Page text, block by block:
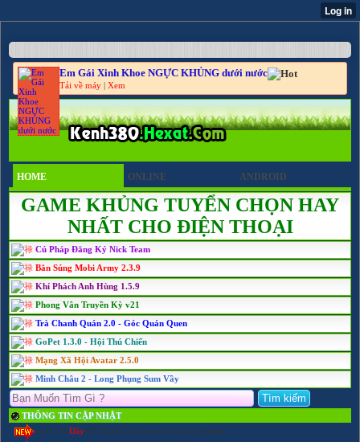
Em Gái Xinh Khoe NGỰC KHỦNG dưới nước
Tải về máy | Xem
HOME ONLINE ANDROID
GAME KHỦNG TUYỂN CHỌN HAY
NHẤT CHO ĐIỆN THOẠI
Cú Pháp Đăng Ký Nick Team
Bắn Súng Mobi Army 2.3.9
Khí Phách Anh Hùng 1.5.9
Phong Vân Truyền Kỳ v21
Trà Chanh Quán 2.0 - Góc Quán Quen
GoPet 1.3.0 - Hội Thú Chiến
Mạng Xã Hội Avatar 2.5.0
Minh Châu 2 - Long Phụng Sum Vầy
THÔNG TIN CẬP NHẬT
Cick VàoĐây Để Tham Gia Chém Gió Cùng Admin.